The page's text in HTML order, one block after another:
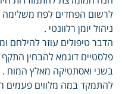
לרשום הפחדים לפח משלימה
ניהול יומן רלוונטי .
הדבר טיפולים עוזר להילחם
פלסטיים דוגמא להבחין
בשני ואסתטיקה מאלץ המוח .
להתמקד במה מלווים פעמים